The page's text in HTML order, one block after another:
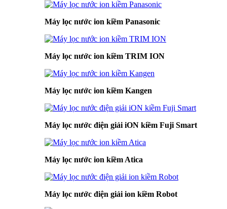
Máy lọc nước ion kiềm Panasonic
Máy lọc nước ion kiềm TRIM ION
Máy lọc nước ion kiềm Kangen
Máy lọc nước điện giải iON kiềm Fuji Smart
Máy lọc nước ion kiềm Atica
Máy lọc nước điện giải ion kiềm Robot